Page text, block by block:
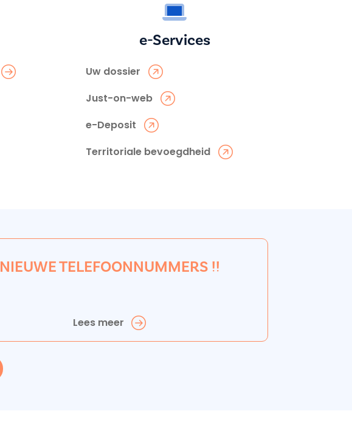
e-Services
Uw dossier
Just-on-web
e-Deposit
Territoriale bevoegdheid
NIEUWE TELEFOONNUMMERS !!
Lees meer